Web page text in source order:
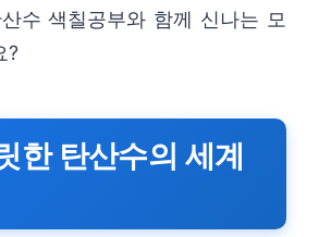
수 색칠공부와 함께 신나는 모
?
한 탄산수의 세계